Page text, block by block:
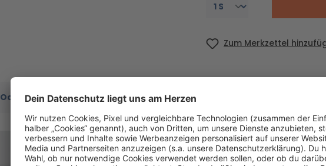
Zum Merkzettel
Oder schau dir die Produkte einzeln an: